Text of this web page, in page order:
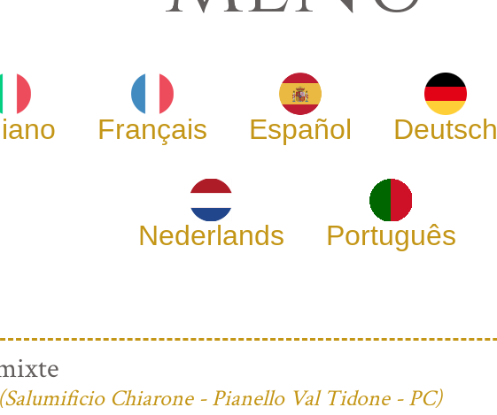
Français Español Deutsch
Nederlands Português
Chiarone - Pianello Val Tidone - PC)